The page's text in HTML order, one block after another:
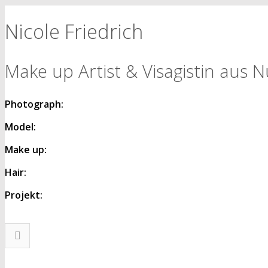
Nicole Friedrich
Make up Artist & Visagistin aus
Photograph:
Model:
Make up:
Hair:
Projekt: